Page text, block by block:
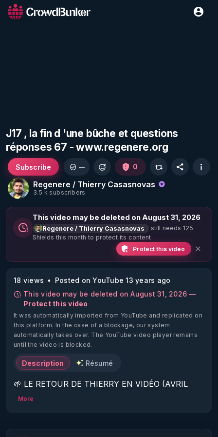
J17 , la fin d 'une bûche et questions
réponses 67 - www.regenere.org
Regenere / Thierry Casasnovas
3.5 k subscribers
Subscribe — 0
This video may be deleted on August 31, 2026
Regenere / Thierry Casasnovas
still needs 125
Shields this month to protect its content
Protect this video
18 views
Posted on YouTube 13 years ago
This video may be deleted on August 31, 2026 —
Protect this video
It was automatically imported from YouTube and replicated on
this platform. In the case of a blockage, our system
automatically takes over. The YouTube video player remains
until the video is blocked.
Description Résumé
🌱 LE RETOUR DE THIERRY EN VIDÉO (AVRIL
2022)!
https://www.rgnr.fr/presentation.html
More